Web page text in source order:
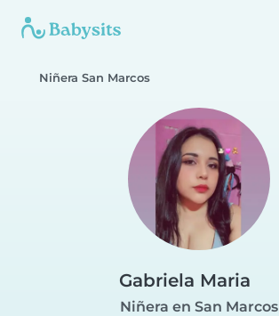
Niñera San Marcos
Gabriela Maria
Niñera en San Marcos